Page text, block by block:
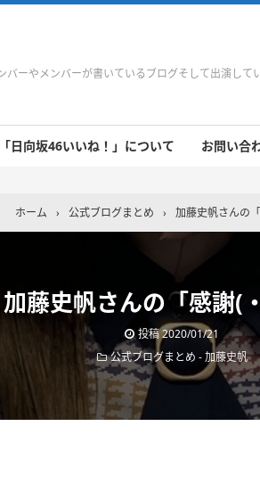
ーやメンバーが書いているブログそして出演し
「日向坂46いいね！」について お問い合
ホーム › 公式ブログまとめ › 加藤史帆さんの
加藤史帆さんの「感謝(
投稿2020/01/21
公式ブログまとめ -加藤史帆